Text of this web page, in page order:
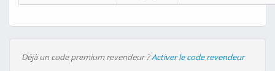
Déjà un code premium revendeur ?Activer le code revendeur